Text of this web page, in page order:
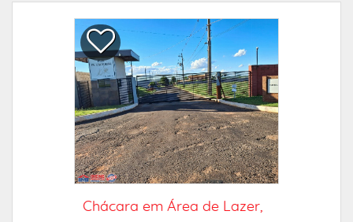
Chácara em Área de Lazer,